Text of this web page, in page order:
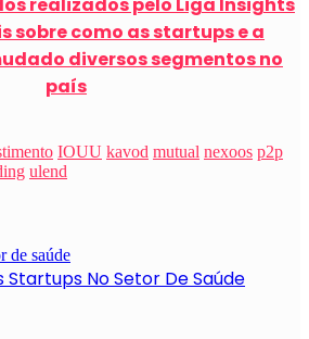
sobre como as startups e a
diversos segmentos no
país
IOUU kavod mutual nexoos p2p
ulend
Startups No Setor De Saúde